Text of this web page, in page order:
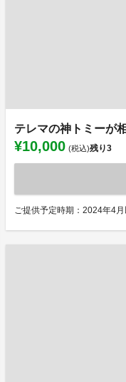
テレマの神トミーが
¥10,000 (税込)残り3
ご提供予定時期：2024年4